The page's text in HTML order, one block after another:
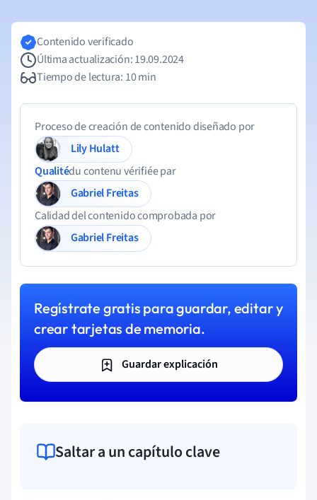
Contenido verificado
Última actualización: 19.09.2024
Tiempo de lectura: 10 min
Proceso de creación de contenido diseñado por
Lily Hulatt
Qualitédu contenu vérifiée par
Gabriel Freitas
Calidad del contenido comprobada por
Gabriel Freitas
Regístrate gratis para guardar, editar y
crear tarjetas de memoria.
Guardar explicación
Saltar a un capítulo clave